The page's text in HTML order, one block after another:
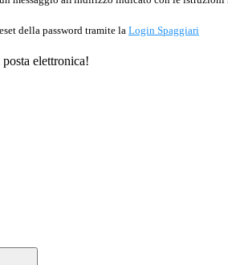
della password tramite la Login Spaggiari
elettronica!